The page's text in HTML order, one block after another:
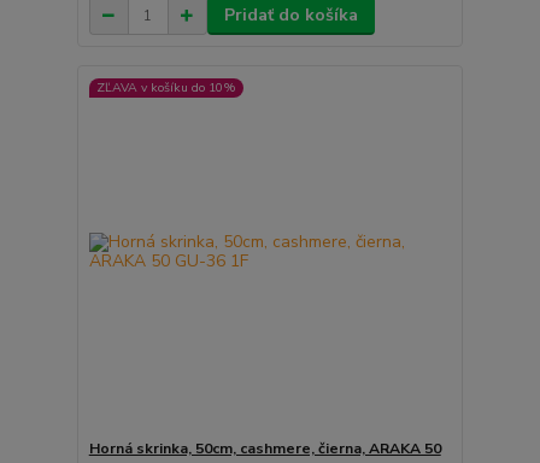
Pridať do košíka
ZĽAVA v košíku do 10%
Horná skrinka, 50cm, cashmere, čierna, ARAKA 50